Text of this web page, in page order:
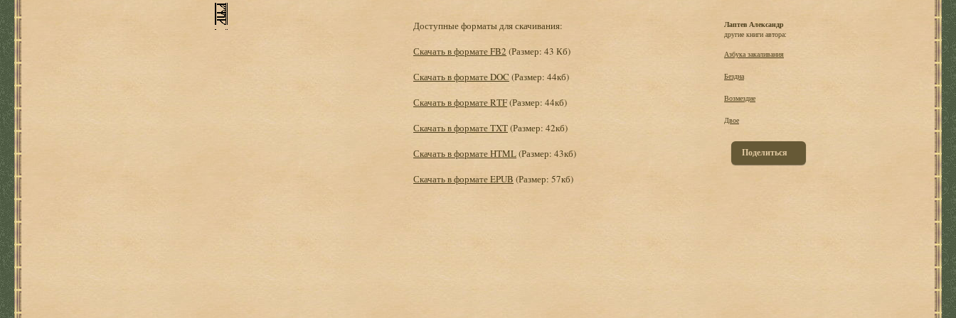
Доступные форматы для скачивания:
Скачать в формате FB2 (Размер: 43 Кб)
Скачать в формате DOC (Размер: 44кб)
Скачать в формате RTF(Размер: 44кб)
Скачать в формате TXT(Размер: 42кб)
Скачать в формате HTML(Размер: 43кб)
Скачать в формате EPUB (Размер: 57кб)
Лаптев Александр
другие книги автора:
Азбука закаливания
Бездна
Возмездие
Двое
Поделиться